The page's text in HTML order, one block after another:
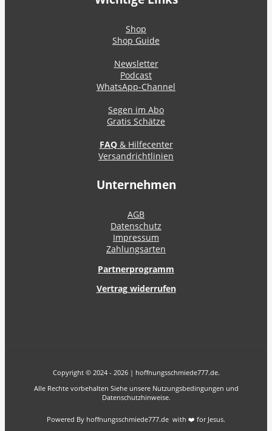
Shop
Shop Guide
Newsletter
Podcast
WhatsApp-Channel
Segen im Abo
Gratis Schätze
FAQ& Hilfecenter
Versandrichtlinien
Unternehmen
AGB
Datenschutz
Impressum
Zahlungsarten
Partnerprogramm
Vertrag widerrufen
Copyright © 2024 - 2026 | hoffnungsschmiede777.de.
Alle Rechte vorbehalten Siehe unsere Nutzungsbedingungen und
Datenschutzhinweise.
Powered By hoffnungsschmiede777.de with ❤️ for Jesus.